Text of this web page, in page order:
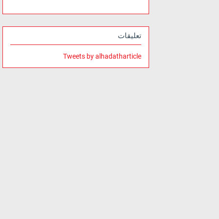
تعليقات
Tweets by alhadatharticle